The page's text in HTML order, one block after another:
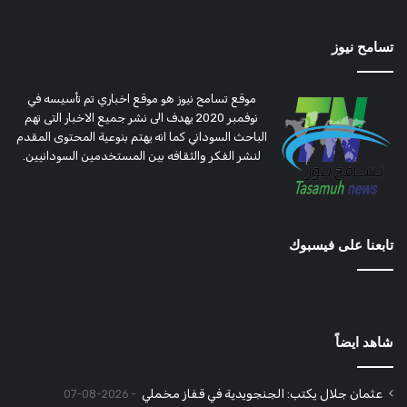
تسامح نيوز
موقع تسامح نيوز هو موقع اخباري تم تأسيسه في
نوفمبر 2020 يهدف الى نشر جميع الاخبار التى تهم
الباحث السوداني كما انه يهتم بنوعية المحتوى المقدم
لنشر الفكر والثقافه بين المستخدمين السودانيين.
تابعنا على فيسبوك
شاهد ايضاً
عثمان جلال يكتب: الجنجويدية في قفاز مخملي 2026-08-07